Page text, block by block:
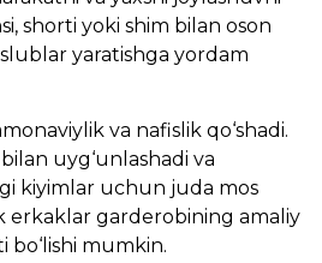
shorti yoki shim bilan oson
yaratishga yordam
va nafislik qo‘shadi.
uyg‘unlashadi va
kiyimlar uchun juda mos
erkaklar garderobining amaliy
bo‘lishi mumkin.